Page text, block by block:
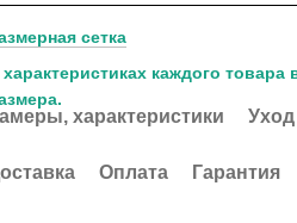
сетка
каждого
характеристики Уход
Оплата Гарантия